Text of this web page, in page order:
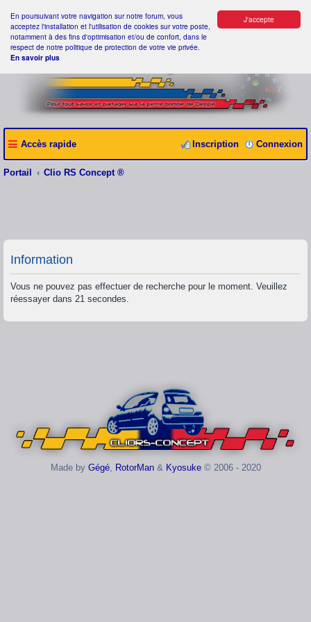
J'accepte
En poursuivant votre navigation sur notre forum, vous
acceptez l'installation et l'utilisation de cookies sur votre poste,
notamment à des fins d'optimisation et/ou de confort, dans le
respect de notre politique de protection de votre vie privée.
En savoir plus
Accès rapide Connexion
Inscription
Portail Clio RS Concept ®
Information
Vous ne pouvez pas effectuer de recherche pour le moment. Veuillez
réessayer dans 21 secondes.
Made by Gégé, RotorMan& Kyosuke© 2006 - 2020